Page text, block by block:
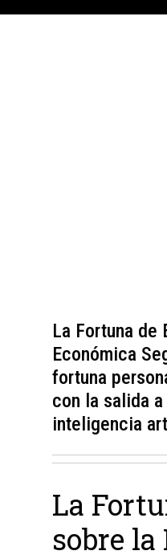
La Fortuna de
Económica
fortuna
con la salida
inteligencia
La
sobre